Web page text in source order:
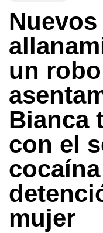
Nuevos
un
Bianca
con el
mujer